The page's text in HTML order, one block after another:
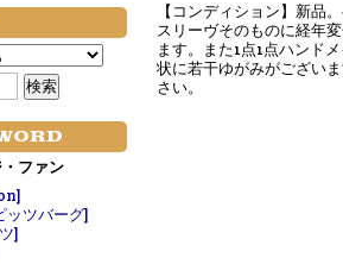
【コンディション】新品
スリーヴそのものに経年
ます。また1点1点ハンド
状に若干ゆがみがござい
さい。
ファン
ツバーグ]
]